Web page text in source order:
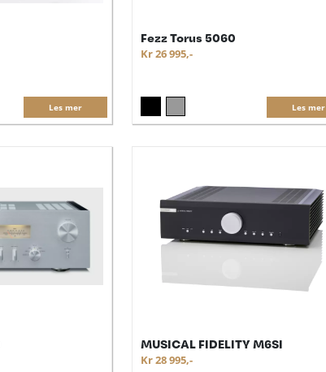
Les mer
Fezz Torus 5060
Kr 26 995,-
Les mer
MUSICAL FIDELITY M6SI
Kr 28 995,-